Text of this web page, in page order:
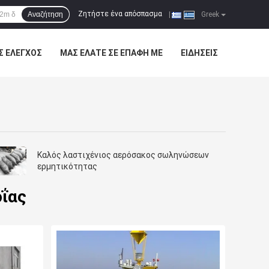
Greek
Ζητήστε ένα απόσπασμα
Αναζήτηση
ΈΛΕΓΧΟΣ ΜΑΣ ΕΛΆΤΕ ΣΕ ΕΠΑΦΉ ΜΕ ΕΙΔΉΣΕΙΣ
Καλός λαστιχένιος αερόσακος σωληνώσεων
ερμητικότητας